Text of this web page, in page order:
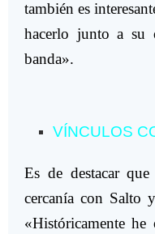
también es
hacerlo junto a su
banda».
VÍNCULOS
Es de destacar
cercanía con Salto
«Históricamente he